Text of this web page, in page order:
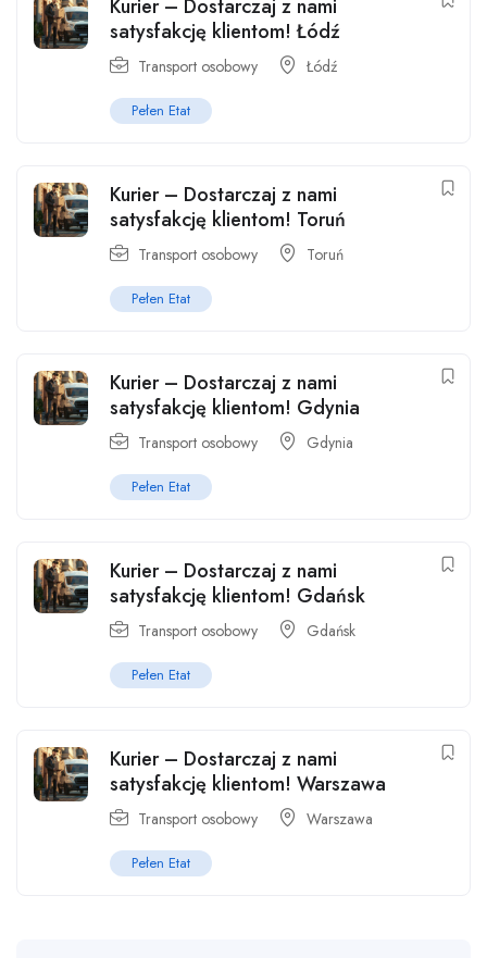
Kurier – Dostarczaj z nami
satysfakcję klientom! Łódź
Transport osobowy Łódź
Pełen Etat
Kurier – Dostarczaj z nami
satysfakcję klientom! Toruń
Transport osobowy Toruń
Pełen Etat
Kurier – Dostarczaj z nami
satysfakcję klientom! Gdynia
Transport osobowy Gdynia
Pełen Etat
Kurier – Dostarczaj z nami
satysfakcję klientom! Gdańsk
Transport osobowy Gdańsk
Pełen Etat
Kurier – Dostarczaj z nami
satysfakcję klientom! Warszawa
Transport osobowy Warszawa
Pełen Etat